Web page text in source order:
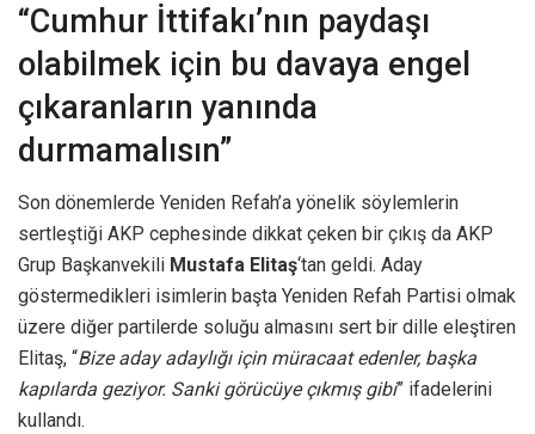
“Cumhur İttifakı’nın paydaşı
olabilmek için bu davaya engel
çıkaranların yanında
durmamalısın”
Son dönemlerde Yeniden Refah’a yönelik söylemlerin
sertleştiği AKP cephesinde dikkat çeken bir çıkış da AKP
Grup Başkanvekili Mustafa Elitaş‘tan geldi. Aday
göstermedikleri isimlerin başta Yeniden Refah Partisi olmak
üzere diğer partilerde soluğu almasını sert bir dille eleştiren
Elitaş, “Bize aday adaylığı için müracaat edenler, başka
kapılarda geziyor. Sanki görücüye çıkmış gibi” ifadelerini
kullandı.